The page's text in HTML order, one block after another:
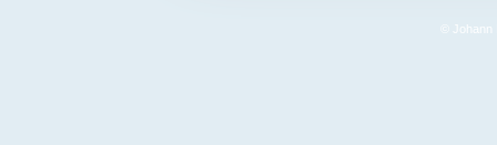
©